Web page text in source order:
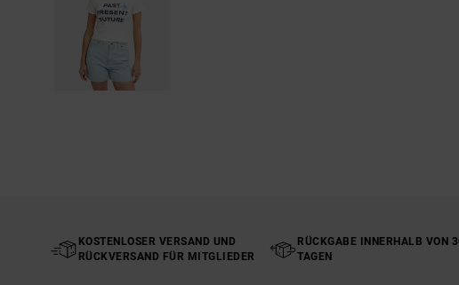
KOSTENLOSER VERSAND UND
RÜCKVERSAND FÜR MITGLIEDER
RÜCKGABE INNERHALB VON
TAGEN